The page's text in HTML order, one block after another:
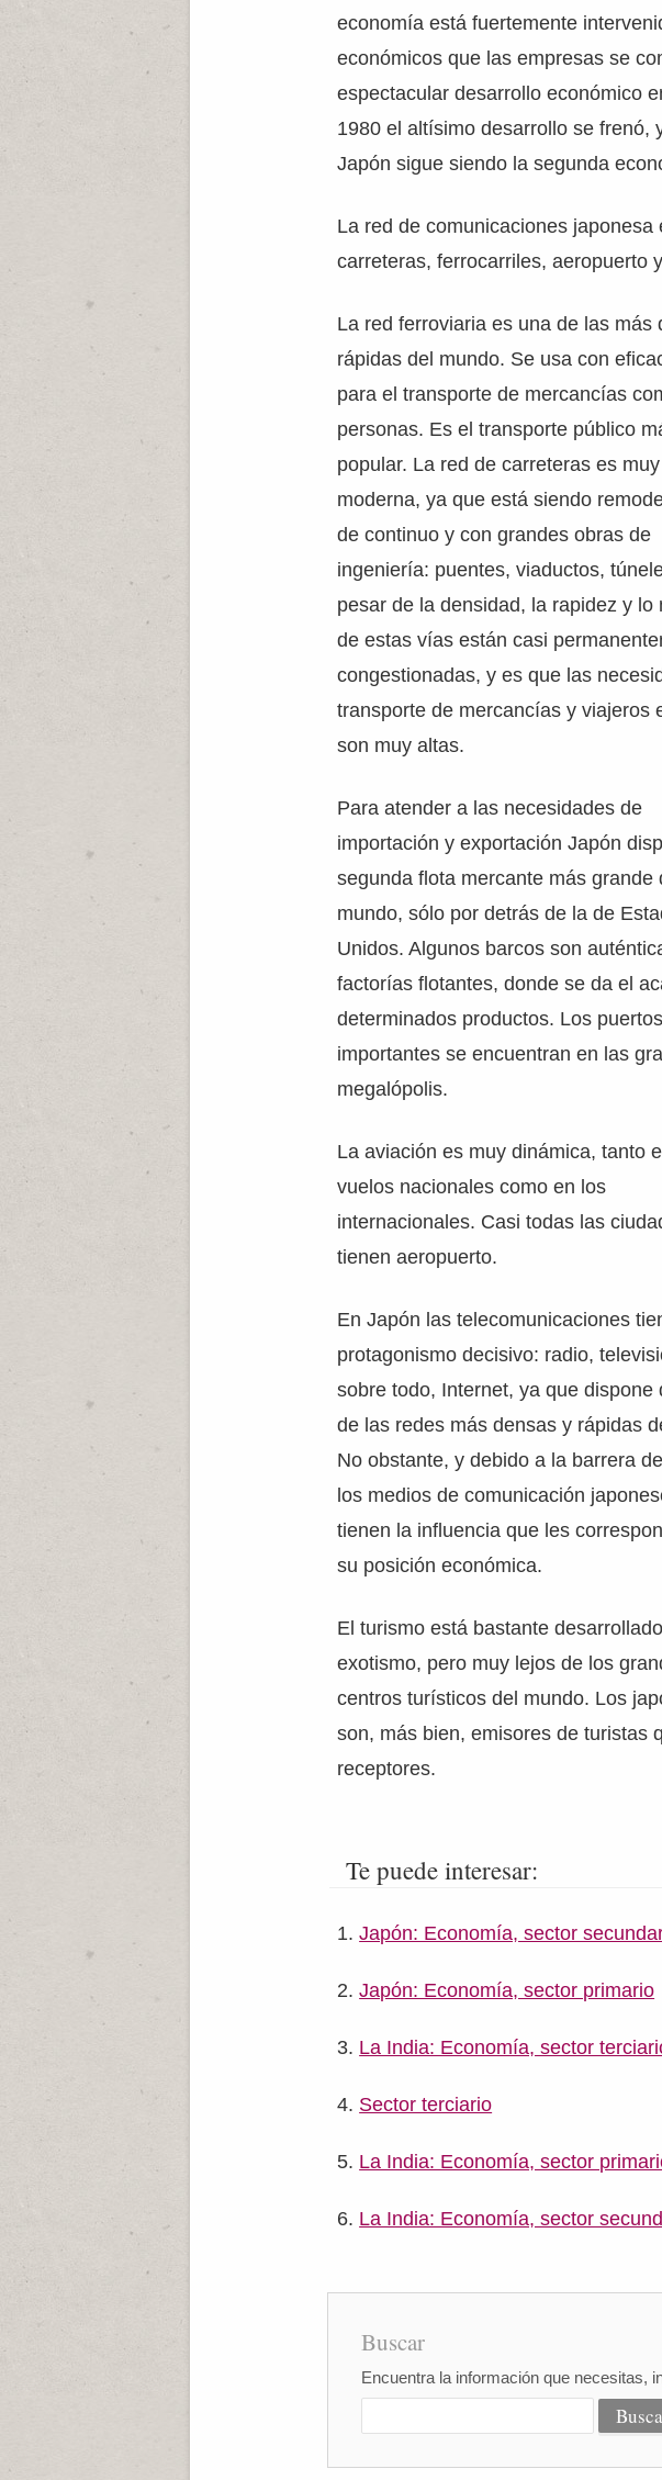
economía está fuertemente
económicos que las empresas se
espectacular desarrollo económico
1980 el altísimo desarrollo se frenó,
Japón sigue siendo la segunda
La red de comunicaciones
carreteras, ferrocarriles, aeropuerto
La red ferroviaria es una de las más
rápidas del mundo. Se usa con
para el transporte de mercancías
personas. Es el transporte público
popular. La red de carreteras es muy
moderna, ya que está siendo
de continuo y con grandes obras de
ingeniería: puentes, viaductos,
pesar de la densidad, la rapidez y lo
de estas vías están casi
congestionadas, y es que las
transporte de mercancías y viajeros
son muy altas.
Para atender a las necesidades de
importación y exportación Japón
segunda flota mercante más grande
mundo, sólo por detrás de la de
Unidos. Algunos barcos son
factorías flotantes, donde se da el
determinados productos. Los
importantes se encuentran en las
megalópolis.
La aviación es muy dinámica, tanto
vuelos nacionales como en los
internacionales. Casi todas las
tienen aeropuerto.
En Japón las telecomunicaciones
protagonismo decisivo: radio,
sobre todo, Internet, ya que dispone
de las redes más densas y rápidas
No obstante, y debido a la barrera
los medios de comunicación
tienen la influencia que les
su posición económica.
El turismo está bastante
exotismo, pero muy lejos de los
centros turísticos del mundo. Los
son, más bien, emisores de turistas
receptores.
Te puede interesar:
Japón: Economía, sector
Japón: Economía, sector primario
La India: Economía, sector
Sector terciario
La India: Economía, sector
La India: Economía, sector
Buscar
Encuentra la información que necesitas,